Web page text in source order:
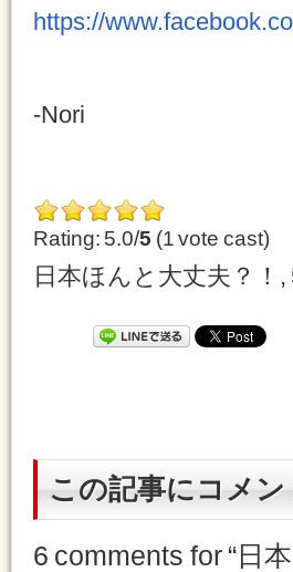
https://
-Nori
Rating: 5.0/5 (1 vote cast)
日本ほんと大丈夫？！ ,
この記事にコメ
6 comments for “日